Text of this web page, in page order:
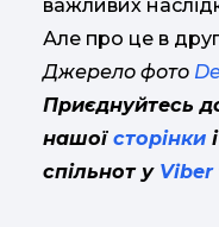
важливих
Але про це в
Джерело фото
Приєднуйтесь
нашої сторінки і
спільнот у Viber